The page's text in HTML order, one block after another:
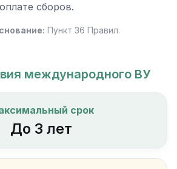
сборов.
Пункт 36 Правил.
международного ВУ
срок
До 3 лет